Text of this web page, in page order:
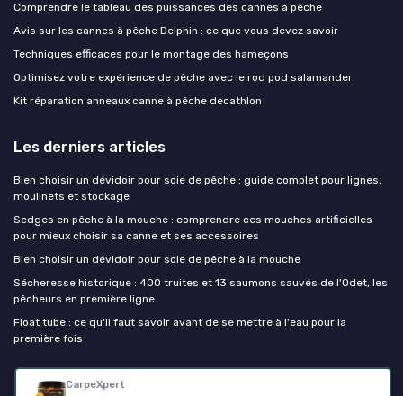
CarpeXpert
Comprendre le tableau des puissances des cannes à pêche
Avis sur les cannes à pêche Delphin : ce que vous devez savoir
Techniques efficaces pour le montage des hameçons
Optimisez votre expérience de pêche avec le rod pod salamander
Kit réparation anneaux canne à pêche decathlon
Les derniers articles
Bien choisir un dévidoir pour soie de pêche : guide complet pour lignes,
moulinets et stockage
Sedges en pêche à la mouche : comprendre ces mouches artificielles
pour mieux choisir sa canne et ses accessoires
Bien choisir un dévidoir pour soie de pêche à la mouche
Sécheresse historique : 400 truites et 13 saumons sauvés de l'Odet, les
pêcheurs en première ligne
Float tube : ce qu'il faut savoir avant de se mettre à l'eau pour la
première fois
Canne à peche